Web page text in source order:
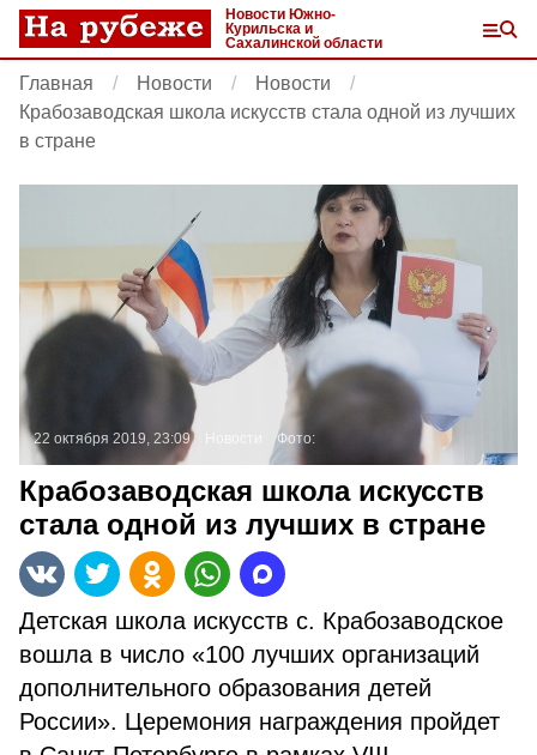
Новости Южно-
Курильска и
Сахалинской области
Главная Новости
Новости
Крабозаводская школа искусств стала одной из лучших
в стране
22 октября 2019, 23:09 Фото:
Крабозаводская школа искусств
стала одной из лучших в стране
Детская школа искусств с. Крабозаводское
вошла в число «100 лучших организаций
дополнительного образования детей
России». Церемония награждения пройдет